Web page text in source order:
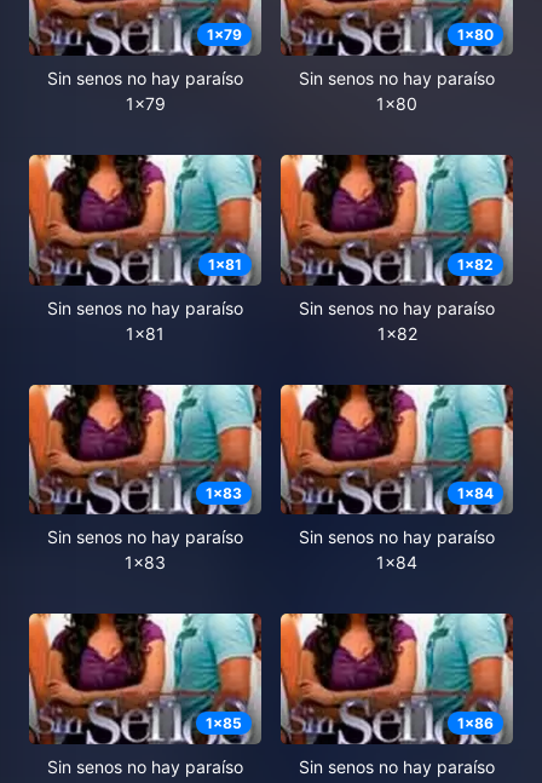
1x79
Sin senos no hay paraíso
1x79
1x80
Sin senos no hay paraíso
1x80
1x81
Sin senos no hay paraíso
1x81
1x82
Sin senos no hay paraíso
1x82
1x83
Sin senos no hay paraíso
1x83
1x84
Sin senos no hay paraíso
1x84
1x85
Sin senos no hay paraíso
1x86
Sin senos no hay paraíso